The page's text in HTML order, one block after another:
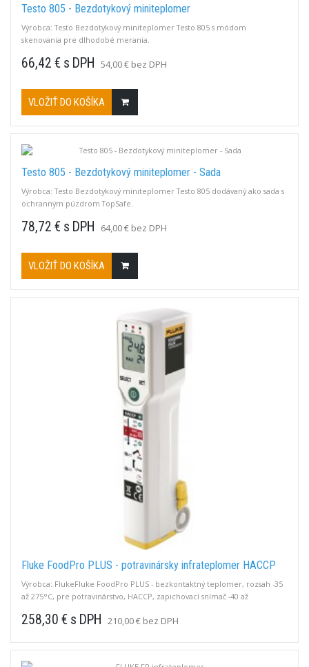
Testo 805 - Bezdotykový miniteplomer
Výrobca: Testo Bezdotykový miniteplomer Testo 805 s módom
skenovania pre dlhodobé merania.
66,42 € s DPH 54,00 € bez DPH
VLOŽIŤ DO KOŠÍKA
Testo 805 - Bezdotykový miniteplomer - Sada
Výrobca: Testo Bezdotykový miniteplomer Testo 805 dodávaný ako sada s
ochranným púzdrom TopSafe.
78,72 € s DPH 64,00 € bez DPH
VLOŽIŤ DO KOŠÍKA
Fluke FoodPro PLUS - potravinársky infrateplomer HACCP
Výrobca: FlukeFluke FoodPro PLUS - bezkontaktný teplomer, rozsah -35
až 275°C, pre potravinárstvo, HACCP, zapichovací snímač -40 až
povrchovej teploty a s možnosťou merať aj vnútornú teplotu
258,30 € s DPH 210,00 € bez DPH